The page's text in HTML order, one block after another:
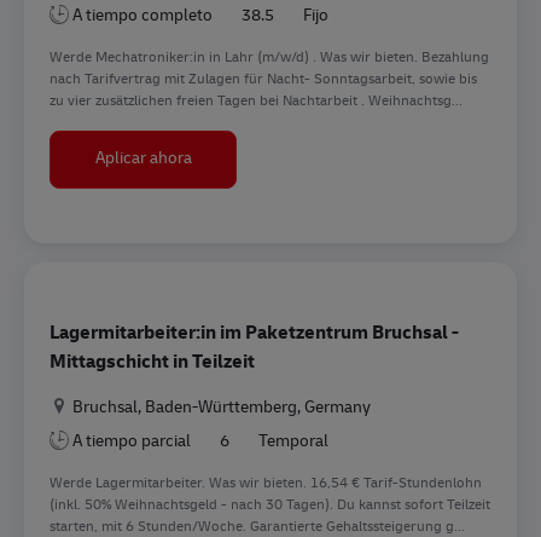
A tiempo completo
38.5 Fijo
Werde Mechatroniker:in in Lahr (m/w/d) . Was wir bieten. Bezahlung
nach Tarifvertrag mit Zulagen für Nacht- Sonntagsarbeit, sowie bis
zu vier zusätzlichen freien Tagen bei Nachtarbeit . Weihnachtsg...
Aplicar ahoraMechatroniker:in / Betriebstechniker:in (m/w/d)
Lagermitarbeiter:in im Paketzentrum Bruchsal -
Mittagschicht in Teilzeit
Ubicación
Bruchsal, Baden-Württemberg, Germany
A tiempo parcial
6 Temporal
Werde Lagermitarbeiter. Was wir bieten. 16,54 € Tarif-Stundenlohn
(inkl. 50% Weihnachtsgeld - nach 30 Tagen). Du kannst sofort Teilzeit
starten, mit 6 Stunden/Woche. Garantierte Gehaltssteigerung g...